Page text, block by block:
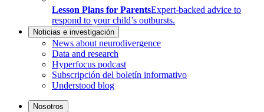
Lesson Plans for ParentsExpert-backed advice to
respond to your child’s outbursts.
Noticias e investigación
News about neurodivergence
Data and research
Hyperfocus podcast
Subscripción del boletín informativo
Understood blog
Nosotros